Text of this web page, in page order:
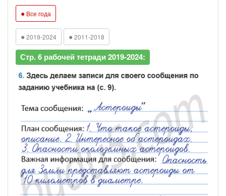
● Все года
● 2019-2024 ● 2011-2018
Стр. 6 рабочей тетради 2019-2024: